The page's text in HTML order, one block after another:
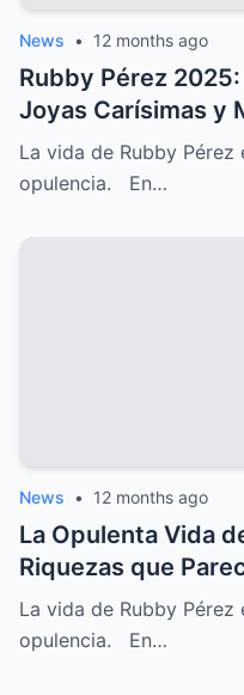
News • 12 months ago
Rubby Pérez
Joyas Carísimas y
Hollywood
La vida de Rubby
opulencia. En…
News • 12 months ago
La Opulenta Vida
Riquezas que
La vida de Rubby
opulencia. En…